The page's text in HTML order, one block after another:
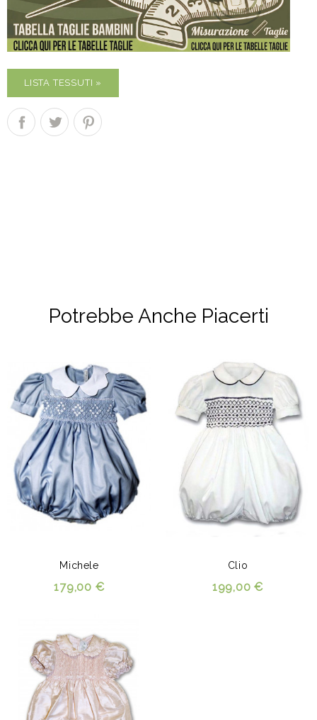
LISTA TESSUTI »
Potrebbe Anche Piacerti
Michele
179,00 €
Clio
199,00 €